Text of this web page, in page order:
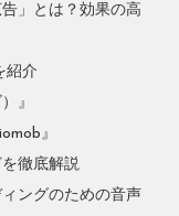
」とは？効果の高
紹介
』
』
徹底解説
ングのための音声